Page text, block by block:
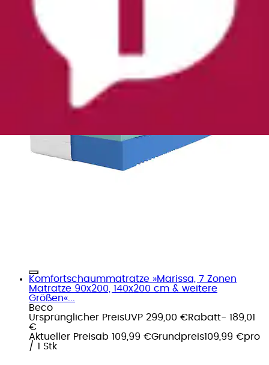
Komfortschaummatratze »Marissa, 7 Zonen
Matratze 90x200, 140x200 cm & weitere
Größen«...
Beco
Ursprünglicher PreisUVP 299,00 €Rabatt- 189,01
€
Aktueller Preisab 109,99 €Grundpreis109,99 €pro
/ 1 Stk